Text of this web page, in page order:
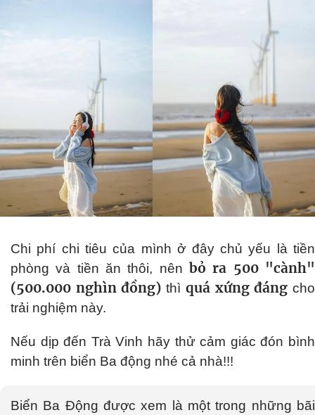
Chi phí chi tiêu của mình ở đây chủ yếu là tiền
phòng và tiền ăn thôi, nên bỏ ra 500 "cành"
(500.000 nghìn đồng) thì quá xứng đángcho
trải nghiệm này.
Nếu dịp đến Trà Vinh hãy thử cảm giác đón bình
minh trên biển Ba động nhé cả nhà!!!
Biển Ba Động được xem là một trong những bãi